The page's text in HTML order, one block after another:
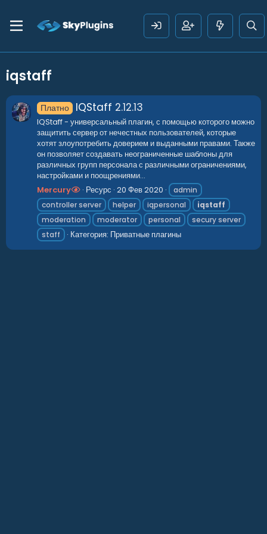
iqstaff
Платно IQStaff 2.12.13
IQStaff - универсальный плагин, с помощью которого можно
защитить сервер от нечестных пользователей, которые
хотят злоупотребить доверием и выданными правами. Также
он позволяет создавать неограниченные шаблоны для
различных групп персонала с различными ограничениями,
настройками и поощрениями...
Mercury
Ресурс 20 Фев 2020
admin
controller server
helper iqpersonal
iqstaff
moderation
moderator personal
secury server
staff
Категория: Приватные плагины